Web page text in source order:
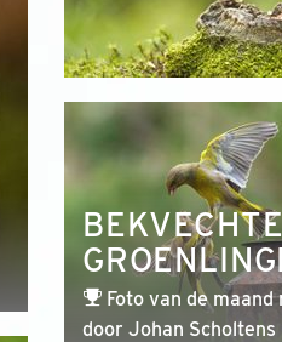
Foto van de maand
door Johan Scholtens